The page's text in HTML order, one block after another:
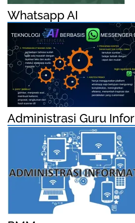
Whatsapp AI
Administrasi Guru